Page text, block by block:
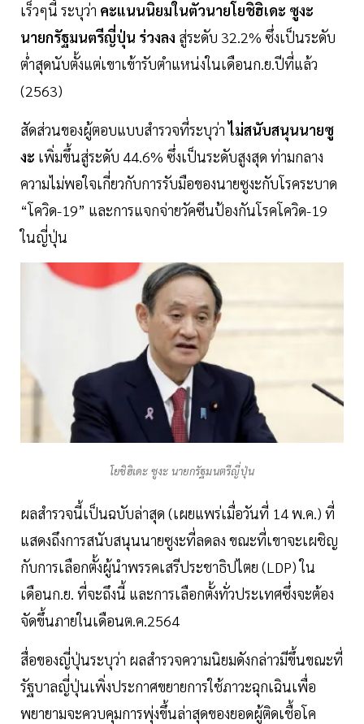
เร็วๆนี้ ระบุว่า คะแนนนิยมในตัวนายโยชิฮิเดะ ซูงะ
นายกรัฐมนตรีญี่ปุ่น ร่วงลง สู่ระดับ 32.2% ซึ่งเป็นระดับ
ต่ำสุดนับตั้งแต่เขาเข้ารับตำแหน่งในเดือนก.ย.ปีที่แล้ว
(2563)
สัดส่วนของผู้ตอบแบบสำรวจที่ระบุว่าไม่สนับสนุนนายซู
งะ เพิ่มขึ้นสู่ระดับ 44.6% ซึ่งเป็นระดับสูงสุด ท่ามกลาง
ความไม่พอใจเกี่ยวกับการรับมือของนายซูงะกับโรคระบาด
“โควิด-19” และการแจกจ่ายวัคซีนป้องกันโรคโควิด-19
ในญี่ปุ่น
โยชิฮิเดะ ซูงะ นายกรัฐมนตรีญี่ปุ่น
ผลสำรวจนี้เป็นฉบับล่าสุด (เผยแพร่เมื่อวันที่ 14 พ.ค.) ที่
แสดงถึงการสนับสนุนนายซูงะที่ลดลง ขณะที่เขาจะเผชิญ
กับการเลือกตั้งผู้นำพรรคเสรีประชาธิปไตย (LDP) ใน
เดือนก.ย. ที่จะถึงนี้ และการเลือกตั้งทั่วประเทศซึ่งจะต้อง
จัดขึ้นภายในเดือนต.ค.2564
สื่อของญี่ปุ่นระบุว่า ผลสำรวจความนิยมดังกล่าวมีขึ้นขณะที่
รัฐบาลญี่ปุ่นเพิ่งประกาศขยายการใช้ภาวะฉุกเฉินเพื่อ
พยายามจะควบคุมการพุ่งขึ้นล่าสุดของยอดผู้ติดเชื้อโค